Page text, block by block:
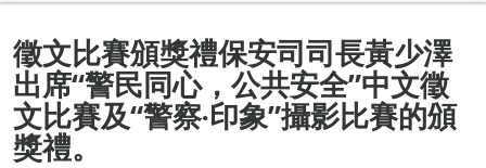
徵文比賽頒獎禮保安司司長黃少澤
出席“警民同心，公共安全”中文徵
文比賽及“警察‧印象”攝影比賽的頒
獎禮。